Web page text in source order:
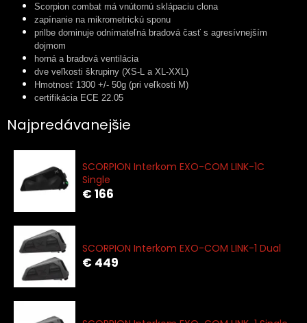
Scorpion combat má vnútornú sklápaciu clona
zapínanie na mikrometrickú sponu
prilbe dominuje odnímateľná bradová časť s agresívnejším
dojmom
horná a bradová ventilácia
dve veľkosti škrupiny (XS-L a XL-XXL)
Hmotnosť 1300 +/- 50g (pri veľkosti M)
certifikácia ECE 22.05
Najpredávanejšie
SCORPION Interkom EXO-COM LINK-1C
Single
€ 166
SCORPION Interkom EXO-COM LINK-1 Dual
€ 449